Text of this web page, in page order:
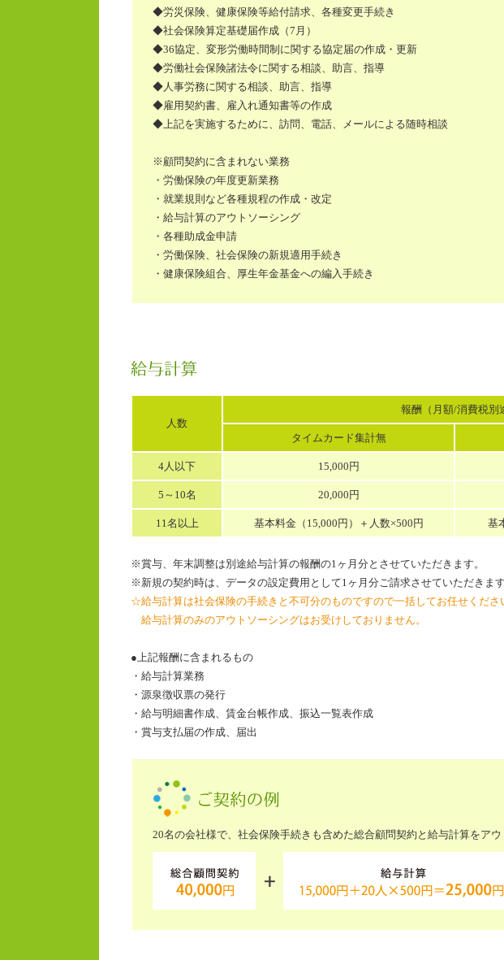
◆労災保険、健康保険等給付請求、各種変更手続き
◆社会保険算定基礎届作成（7月）
◆36協定、変形労働時間制に関する協定届の作成・更新
◆労働社会保険諸法令に関する相談、助言、指導
◆人事労務に関する相談、助言、指導
◆雇用契約書、雇入れ通知書等の作成
◆上記を実施するために、訪問、電話、メールによる随時相談
※顧問契約に含まれない業務
・労働保険の年度更新業務
・就業規則など各種規程の作成・改定
・給与計算のアウトソーシング
・各種助成金申請
・労働保険、社会保険の新規適用手続き
・健康保険組合、厚生年金基金への編入手続き
人数
報酬（月額/消費税別
タイムカード集計無
4人以下 15,000円
5～10名 20,000円
11名以上 基本料金（15,000円）＋人数×500円 基
※賞与、年末調整は別途給与計算の報酬の1ヶ月分とさせていただきます。
※新規の契約時は、データの設定費用として1ヶ月分ご請求させていただきます
☆給与計算は社会保険の手続きと不可分のものですので一括してお任せくださ
給与計算のみのアウトソーシングはお受けしておりません。
●上記報酬に含まれるもの
・給与計算業務
・源泉徴収票の発行
・給与明細書作成、賃金台帳作成、振込一覧表作成
・賞与支払届の作成、届出
20名の会社様で、社会保険手続きも含めた総合顧問契約と給与計算をア